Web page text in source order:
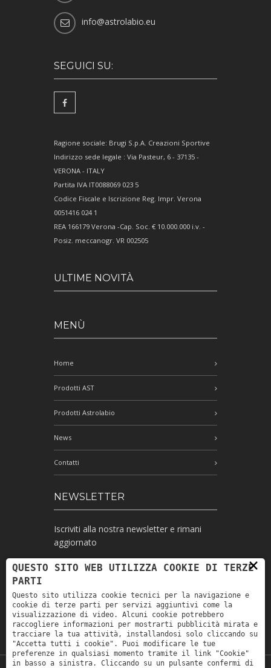
info@astrolabio.eu
SEGUICI SU:
Ragione sociale: Brugi S.p.A. Creazioni Sportive
Indirizzo sede legale : Via Pasteur, 6 - 37135 -
VERONA - ITALY
Partita IVA IT0088069 023 5
Codice Fiscale e Iscrizione Reg. Impr. Verona
0051416 024 1
REA 166179 Verona -Cap. Soc. € 10.000.000 i.v. -
Posiz. meccanogr. VR 002505
ULTIME NOVITÀ
MENÙ
Home
Prodotti AST
Prodotti Astrolabio
News
Contatti
NEWSLETTER
Iscriviti alla nostra newsletter e rimani
aggiornato
Ho letto l'informativa e autorizzo il
trattamento dei miei dati personali per le
finalità ivi indicate *
×
QUESTO SITO WEB UTILIZZA COOKIE DI TERZE
PARTI
Questo sito utilizza cookie tecnici per la navigazione e
cookie di terze parti per servizi aggiuntivi come la
visualizzazione di video. Alcuni cookie potrebbero
raccogliere informazioni per mostrarti pubblicità mirata e
tracciare la tua attività, installandosi solo cliccando su
"Accetta tutti i cookie". Puoi modificare le tue
preferenze in qualsiasi momento tramite il link "Cookie"
in basso a sinistra. Cliccando su un pulsante confermi di